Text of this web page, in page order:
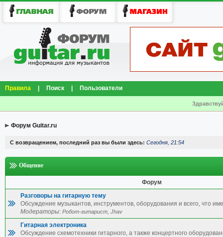
Правила Поиск Пользователи
Форум Guitar.ru
С возвращением, последний раз вы были здесь: Сегодня, 21:54
Общение
Форум
Разговоры на гитарную тему
Обсуждение музыкантов, инструментов, оборудования и всего, что
Модераторы: Робот-гитарист, Jhav
Гитарная электроника
Обсуждение схемотехники гитарного, а также концертного